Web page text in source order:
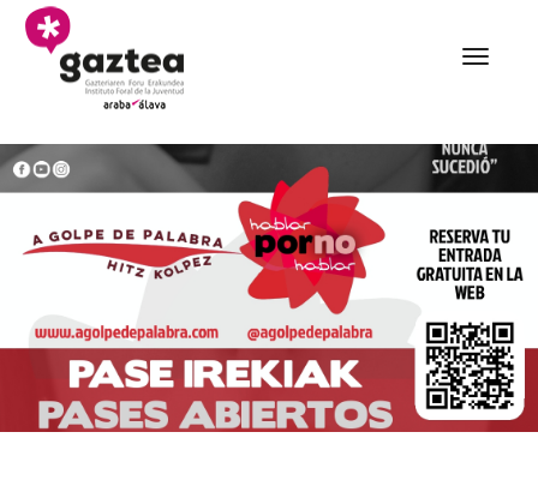
Eduki nagusira joan
A golpe de palabra eu